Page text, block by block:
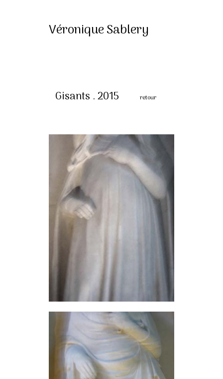
Véronique Sablery
Gisants . 2015 retour